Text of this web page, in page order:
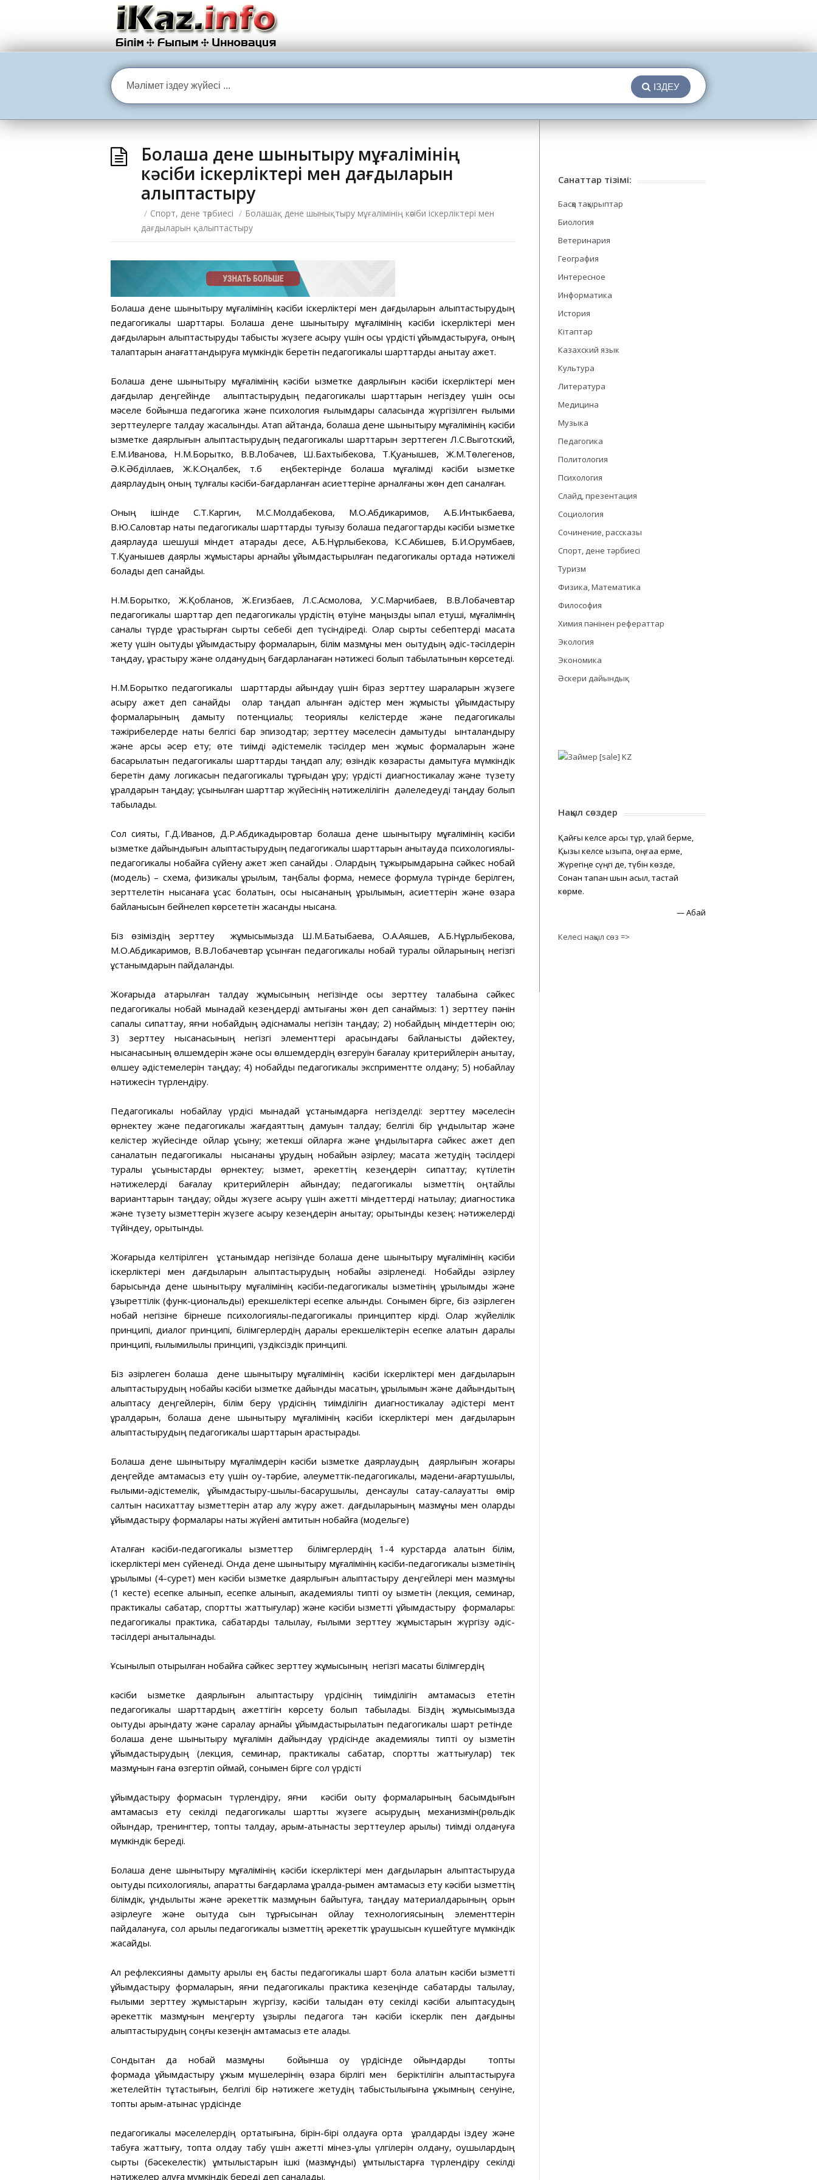
ІЗДЕУ
Болашақ дене шынықтыру мұғалімінің
кәсіби іскерліктері мен дағдыларын
қалыптастыру
/ Спорт, дене тәрбиесі / Болашақ дене шынықтыру мұғалімінің кәсіби іскерліктері мен
дағдыларын қалыптастыру
Болашақ дене шынықтыру мұғалімінің кәсіби іскерліктері мен дағдыларын қалыптастырудың
педагогикалық шарттары. Болашақ дене шынықтыру мұғалімінің кәсіби іскерліктері мен
дағдыларын қалыптастыруды табысты жүзеге асыру үшін осы үрдісті ұйымдастыруға, оның
талаптарын қанағаттандыруға мүмкіндік беретін педагогикалық шарттарды анықтау қажет.
Болашақ дене шынықтыру мұғалімінің кәсіби қызметке даярлығын кәсіби іскерліктері мен
дағдылар деңгейінде қалыптастырудың педагогикалық шарттарын негіздеу үшін осы
мәселе бойынша педагогика және психология ғылымдары саласында жүргізілген ғылыми
зерттеулерге талдау жасалынды. Атап айтқанда, болашақ дене шынықтыру мұғалімінің кәсіби
қызметке даярлығын қалыптастырудың педагогикалық шарттарын зерттеген Л.С.Выготский,
Е.М.Иванова, Н.М.Борытко, В.В.Лобачев, Ш.Бахтыбекова, Т.Қуанышев, Ж.М.Төлегенов,
Ә.К.Әбділлаев, Ж.К.Оңалбек, т.б еңбектерінде болашақ мұғалімді кәсіби қызметке
даярлаудың оның тұлғалық кәсіби-бағдарланған қасиеттеріне арналғаны жөн деп саналған.
Оның ішінде С.Т.Каргин, М.С.Молдабекова, М.О.Абдикаримов, А.Б.Интыкбаева,
В.Ю.Саловтар нақты педагогикалық шарттарды туғызу болашақ педагогтарды кәсіби қызметке
даярлауда шешуші міндет атқарады десе, А.Б.Нұрлыбекова, К.С.Абишев, Б.И.Орумбаев,
Т.Қуанышев даярлық жұмыстары арнайы ұйымдастырылған педагогикалық ортада нәтижелі
болады деп санайды.
Н.М.Борытко, Ж.Қобланов, Ж.Егизбаев, Л.С.Асмолова, У.С.Марчибаев, В.В.Лобачевтар
педагогикалық шарттар деп педагогикалық үрдістің өтуіне маңызды ықпал етуші, мұғалімнің
саналы түрде құрастырған сыртқы себебі деп түсіндіреді. Олар сыртқы себептерді мақсатқа
жету үшін оқытуды ұйымдастыру формаларын, білім мазмұны мен оқытудың әдіс-тәсілдерін
таңдау, құрастыру және қолданудың бағдарланаған нәтижесі болып табылатынын көрсетеді.
Н.М.Борытко педагогикалық шарттарды айқындау үшін біраз зерттеу шараларын жүзеге
асыру қажет деп санайды олар таңдап алынған әдістер мен жұмысты ұйымдастыру
формаларының дамыту потенциалы; теориялық келістерде және педагогикалық
тәжірибелерде нақты белгісі бар эпизодтар; зерттеу мәселесін дамытуды ынталандыру
және қарсы әсер ету; өте тиімді әдістемелік тәсілдер мен жұмыс формаларын және
басқарылатын педагогикалық шарттарды таңдап алу; өзіндік көзқарасты дамытуға мүмкіндік
беретін даму логикасын педагогикалық тұрғыдан құру; үрдісті диагностикалау және түзету
құралдарын таңдау; ұсынылған шарттар жүйесінің нәтижелілігін дәлеледеуді таңдау болып
табылады.
Сол сияқты, Г.Д.Иванов, Д.Р.Абдикадыровтар болашақ дене шынықтыру мұғалімінің кәсіби
қызметке дайындығын қалыптастырудың педагогикалық шарттарын анықтауда психологиялық-
педагогикалық нобайға сүйену қажет жеп санайды . Олардың тұжырымдарына сәйкес нобай
(модель) – схема, физикалық құрылым, таңбалық форма, немесе формула түрінде берілген,
зерттелетін нысанаға ұқсас болатын, осы нысананың құрылымын, қасиеттерін және өзара
байланысын бейнелеп көрсететін жасанды нысана.
Біз өзіміздің зерттеу жұмысымызда Ш.М.Бақтыбаева, О.А.Аяшев, А.Б.Нұрлыбекова,
М.О.Абдикаримов, В.В.Лобачевтар ұсынған педагогикалық нобай туралы ойларының негізгі
ұстанымдарын пайдаландық.
Жоғарыда атқарылған талдау жұмысының негізінде осы зерттеу талабына сәйкес
педагогикалық нобай мынадай кезеңдерді қамтығаны жөн деп санаймыз: 1) зерттеу пәнін
сапалық сипаттау, яғни нобайдың әдіснамалық негізін таңдау; 2) нобайдың міндеттерін қою;
3) зерттеу нысанасының негізгі элементтері арасындағы байланысты дәйектеу,
нысанасының өлшемдерін және осы өлшемдердің өзгеруін бағалау критерийлерін анықтау,
өлшеу әдістемелерін таңдау; 4) нобайды педагогикалық эксприментте қолдану; 5) нобайлау
нәтижесін түрлендіру.
Педагогикалық нобайлау үрдісі мынадай ұстанымдарға негізделді: зерттеу мәселесін
өрнектеу және педагогикалық жағдаяттың дамуын талдау; белгілі бір құндылықтар және
келістер жүйесінде ойлар ұсыну; жетекші ойларға және құндылықтарға сәйкес қажет деп
саналатын педагогикалық нысананы құрудың нобайын әзірлеу; мақсатқа жетудің тәсілдері
туралы ұсыныстарды өрнектеу; қызмет, әрекеттің кезеңдерін сипаттау; күтілетін
нәтижелерді бағалау критерийлерін айқындау; педагогикалық қызметтің оңтайлы
варианттарын таңдау; ойды жүзеге асыру үшін қажетті міндеттерді нақтылау; диагностика
және түзету қызметтерін жүзеге асыру кезеңдерін анықтау; қорытынды кезең: нәтижелерді
түйіндеу, қорытынды.
Жоғарыда келтірілген ұстанымдар негізінде болашақ дене шынықтыру мұғалімінің кәсіби
іскерліктері мен дағдыларын қалыптастырудың нобайы әзірленеді. Нобайды әзірлеу
барысында дене шынықтыру мұғалімінің кәсіби-педагогикалық қызметінің құрылымдық және
құзыреттілік (функ-циональды) ерекшеліктері есепке алынды. Сонымен бірге, біз әзірлеген
нобай негізіне бірнеше психологиялық-педагогикалық принциптер кірді. Олар жүйелілік
принципі, диалог принципі, білімгерлердің даралық ерекшеліктерін есепке алатын даралық
принципі, ғылымилылық принципі, үздіксіздік принципі.
Біз әзірлеген болашақ дене шынықтыру мұғалімінің кәсіби іскерліктері мен дағдыларын
қалыптастырудың нобайы кәсіби қызметке дайындық мақсатын, құрылымын және дайындықтың
қалыптасу деңгейлерін, білім беру үрдісінің тиімділігін диагностикалау әдістері мент
құралдарын, болашақ дене шынықтыру мұғалімінің кәсіби іскерліктері мен дағдыларын
қалыптастырудың педагогикалық шарттарын қарастырады.
Болашақ дене шынықтыру мұғалімдерін кәсіби қызметке даярлаудың даярлығын жоғары
деңгейде қамтамасыз ету үшін оқу-тәрбие, әлеуметтік-педагогикалық, мәдени-ағартушылық,
ғылыми-әдістемелік, ұйымдастыру-шылық-басқарушылық, денсаулық сақтау-салауатты өмір
салтын насихаттау қызметтерін қатар алу жүру қажет. дағдыларының мазмұны мен оларды
ұйымдастыру формалары нақты жүйені қамтитын нобайға (модельге)
Аталған кәсіби-педагогикалық қызметтер білімгерлердің 1-4 курстарда алатын білім,
іскерліктері мен сүйенеді. Онда дене шынықтыру мұғалімінің кәсіби-педагогикалық қызметінің
құрылымы (4-сурет) мен кәсіби қызметке даярлығын қалыптастыру деңгейлері мен мазмұны
(1 кесте) есепке алынып, есепке алынып, академиялық типті оқу қызметін (лекция, семинар,
практикалық сабақтар, спорттық жаттығулар) және кәсіби қызметті ұйымдастыру формалары:
педагогикалық практика, сабақтарды талқылау, ғылыми зерттеу жұмыстарын жүргізу әдіс-
тәсілдері анықталынады.
Ұсынылып отырылған нобайға сәйкес зерттеу жұмысының негізгі мақсаты білімгердің
кәсіби қызметке даярлығын қалыптастыру үрдісінің тиімділігін қамтамасыз ететін
педагогикалық шарттардың қажеттігін көрсету болып табылады. Біздің жұмысымызда
оқытуды қарқындату және саралау арнайы ұйымдастырылатын педагогикалық шарт ретінде
болашақ дене шынықтыру мұғалімін дайындау үрдісінде академиялық типті оқу қызметін
ұйымдастырудың (лекция, семинар, практикалық сабақтар, спорттық жаттығулар) тек
мазмұнын ғана өзгертіп қоймай, сонымен бірге сол үрдісті
ұйымдастыру формасын түрлендіру, яғни кәсіби оқыту формаларының басымдығын
қамтамасыз ету секілді педагогикалық шартты жүзеге асырудың механизмін(рөльдік
ойындар, тренингтер, топтық талдау, қарым-қатынастық зерттеулер арқылы) тиімді қолдануға
мүмкіндік береді.
Болашақ дене шынықтыру мұғалімінің кәсіби іскерліктері мен дағдыларын қалыптастыруда
оқытуды психологиялық, ақпараттық бағдарлама құралда-рымен қамтамасыз ету кәсіби қызметтің
білімдік, құндылықтық және әрекеттік мазмұнын байытуға, таңдау материалдарының қорын
әзірлеуге және оқытуда сын тұрғысынан ойлау технологиясының элементтерін
пайдалануға, сол арқылы педагогикалық қызметтің әрекеттік құраушысын күшейтуге мүмкіндік
жасайды.
Ал рефлексияны дамыту арқылы ең басты педагогикалық шарт бола алатын кәсіби қызметті
ұйымдастыру формаларын, яғни педагогикалық практика кезеңінде сабақтарды талқылау,
ғылыми зерттеу жұмыстарын жүргізу, кәсіби талқыдан өту секілді кәсіби қалыптасудың
әрекеттік мазмұнын меңгерту құзырлы педагогқа тән кәсіби іскерлік пен дағдыны
қалыптастырудың соңғы кезеңін қамтамасыз ете алады.
Сондықтан да нобай мазмұны бойынша оқу үрдісінде ойындарды топтық
формада ұйымдастыру ұжым мүшелерінің өзара бірлігі мен беріктілігін қалыптастыруға
жетелейтін тұтастығын, белгілі бір нәтижеге жетудің табыстылығына ұжымның сенуіне,
топтық қарым-қатынас үрдісінде
педагогикалық мәселелердің ортақтығына, бірін-бірі қолдауға ортақ құралдарды іздеу және
табуға жаттығу, топта қолдау табу үшін қажетті мінез-құлық үлгілерін қолдану, оқушылардың
сыртқы (бәсекелестік) ұмтылыстарын ішкі (мазмұндық) ұмтылыстарға түрлендіру секілді
нәтижелер алуға мүмкіндік береді деп саналады.
Санаттар тізімі:
Басқа тақырыптар
Биология
Ветеринария
География
Интересное
Информатика
История
Кітаптар
Казахский язык
Культура
Литература
Медицина
Музыка
Педагогика
Политология
Психология
Слайд, презентация
Социология
Сочинение, рассказы
Спорт, дене тәрбиесі
Туризм
Физика, Математика
Философия
Химия пәнінен рефераттар
Экология
Экономика
Әскери дайындық
Нақыл сөздер
Қайғы келсе қарсы тұр, құлай берме,
Қызық келсе қызықпа, оңғаққа ерме,
Жүрегіңе сүңгі де, түбін көзде,
Сонан тапқан шын асыл, тастай
көрме.
—Абай
Келесі нақыл сөз =>